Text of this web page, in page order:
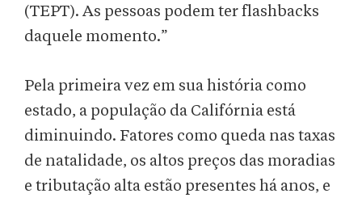
(TEPT). As pessoas podem ter flashbacks
daquele momento.”
Pela primeira vez em sua história como
estado, a população da Califórnia está
diminuindo. Fatores como queda nas taxas
de natalidade, os altos preços das moradias
e tributação alta estão presentes há anos, e